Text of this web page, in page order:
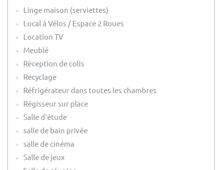
Linge maison (serviettes)
Local à Vélos / Espace 2 Roues
Location TV
Meublé
Réception de colis
Recyclage
Réfrigérateur dans toutes les chambres
Régisseur sur place
Salle d'étude
salle de bain privée
salle de cinéma
Salle de jeux